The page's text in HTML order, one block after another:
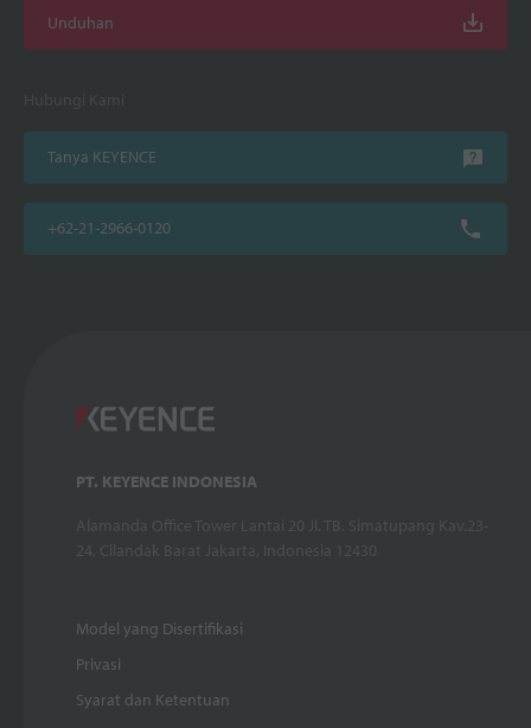
Unduhan
Tanya KEYENCE
+62-21-2966-0120
PT. KEYENCE INDONESIA
Model yang Disertifikasi
Privasi
Syarat dan Ketentuan